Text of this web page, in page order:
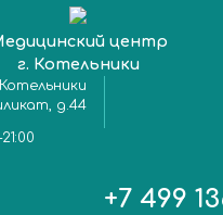
центр
г. Котельники
д.44
+7 499